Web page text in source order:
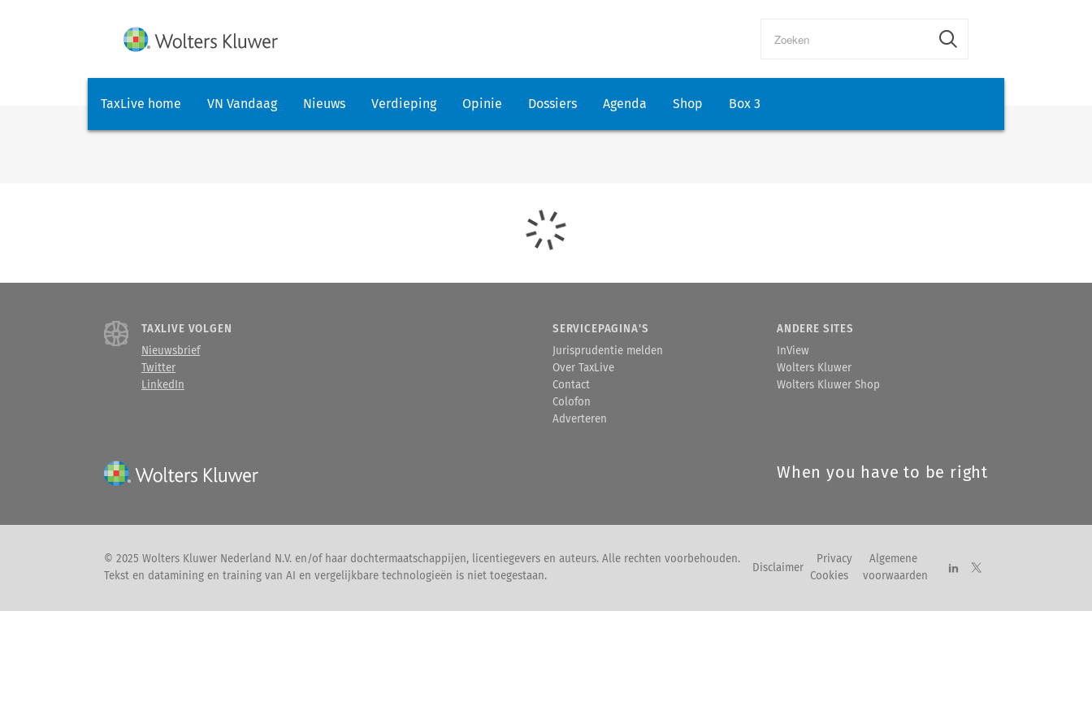
TaxLive home VN Vandaag Nieuws Verdieping Opinie Dossiers Agenda Shop Box 3
TAXLIVE VOLGEN
Nieuwsbrief
Twitter
LinkedIn
SERVICEPAGINA'S
Jurisprudentie melden
Over TaxLive
Contact
Colofon
Adverteren
ANDERE SITES
InView
Wolters Kluwer
Wolters Kluwer Shop
When you have to be right
© 2025 Wolters Kluwer Nederland N.V. en/of haar dochtermaatschappijen, licentiegevers en auteurs. Alle rechten voorbehouden.
Tekst en datamining en training van AI en vergelijkbare technologieën is niet toegestaan.
Disclaimer
Privacy
Cookies
Algemene
voorwaarden